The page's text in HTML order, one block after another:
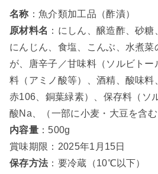
名称 ：魚介類加工品（酢漬）
原材料名 ：にしん、醸造酢、砂糖
にんじん、食塩、こんぶ、水煮菜
が、唐辛子／甘味料（ソルビト
料（アミノ酸等）、酒精、酸味料
赤106、銅葉緑素）、保存料（ソ
酸Na、（一部に小麦・大豆を含む
内容量：500g
賞味期限：2025年1月15日
保存方法：要冷蔵（10℃以下）